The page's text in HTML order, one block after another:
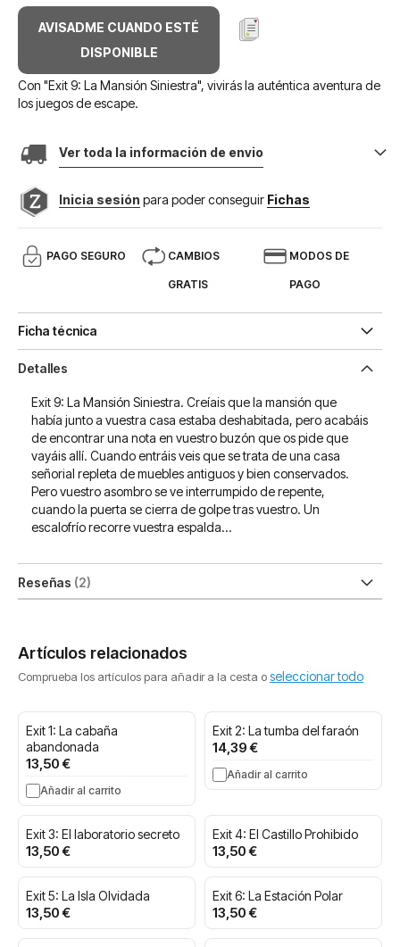
AVISADME CUANDO ESTÉ
DISPONIBLE
Con "Exit 9: La Mansión Siniestra", vivirás la auténtica aventura de
los juegos de escape.
Ver toda la información de envio
Inicia sesión para poder conseguir Fichas
PAGO SEGURO CAMBIOS
GRATIS
MODOS DE
PAGO
Ficha técnica
Detalles
Exit 9: La Mansión Siniestra. Creíais que la mansión que
había junto a vuestra casa estaba deshabitada, pero acabáis
de encontrar una nota en vuestro buzón que os pide que
vayáis allí. Cuando entráis veis que se trata de una casa
señorial repleta de muebles antiguos y bien conservados.
Pero vuestro asombro se ve interrumpido de repente,
cuando la puerta se cierra de golpe tras vuestro. Un
escalofrío recorre vuestra espalda…
Reseñas 2
Artículos relacionados
Comprueba los artículos para añadir a la cesta oseleccionar todo
Exit 1: La cabaña
abandonada
13,50 €
Añadir al carrito
Exit 2: La tumba del faraón
14,39 €
Añadir al carrito
Exit 3: El laboratorio secreto
13,50 €
Exit 4: El Castillo Prohibido
13,50 €
Exit 5: La Isla Olvidada
13,50 €
Exit 6: La Estación Polar
13,50 €